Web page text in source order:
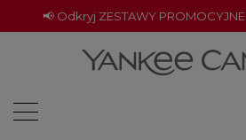
📢 Odkryj ZESTAWY